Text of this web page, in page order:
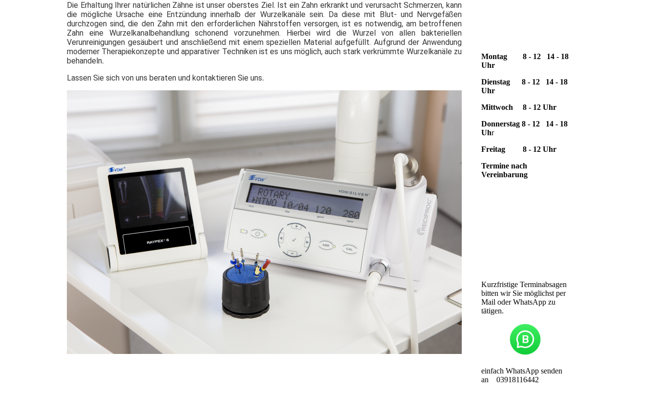
Die Erhaltung Ihrer natürlichen Zähne ist unser oberstes Ziel. Ist ein Zahn erkrankt und verursacht Schmerzen, kann
die mögliche Ursache eine Entzündung innerhalb der Wurzelkanäle sein. Da diese mit Blut- und Nervgefäßen
durchzogen sind, die den Zahn mit den erforderlichen Nährstoffen versorgen, ist es notwendig, am betroffenen
Zahn eine Wurzelkanalbehandlung schonend vorzunehmen. Hierbei wird die Wurzel von allen bakteriellen
Verunreinigungen gesäubert und anschließend mit einem speziellen Material aufgefüllt. Aufgrund der Anwendung
moderner Therapiekonzepte und apparativer Techniken ist es uns möglich, auch stark verkrümmte Wurzelkanäle zu
behandeln.
Lassen Sie sich von uns beraten und kontaktieren Sie uns.
Montag 8 - 12 14 - 18
Uhr
Dienstag
8 - 12 14 - 18
Uhr
Mittwoch
8 - 12 Uhr
Donnerstag 8 - 12 14 - 18
Uhr
Freitag
8 - 12 Uhr
Termine nach
Vereinbarung
Kurzfristige Terminabsagen
bitten wir Sie möglichst per
Mail oder WhatsApp zu
tätigen.
einfach WhatsApp senden
an 03918116442